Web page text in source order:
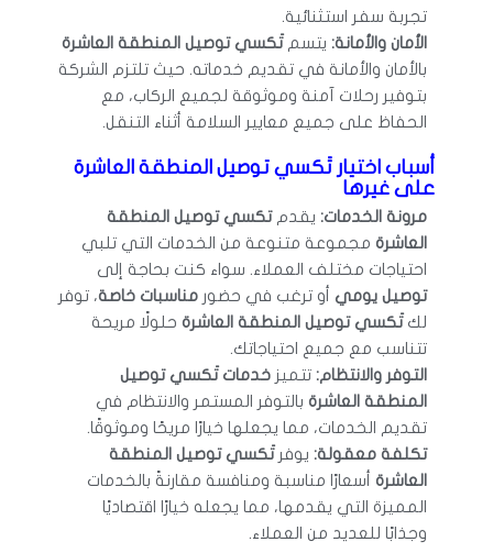
تجربة سفر استثنائية.
الأمان والأمانة: يتسمتَكسي توصيل المنطقة العاشرة
بالأمان والأمانة في تقديم خدماته. حيث تلتزم الشركة
بتوفير رحلات آمنة وموثوقة لجميع الركاب، مع
الحفاظ على جميع معايير السلامة أثناء التنقل.
أسباب اختيار تَكسي توصيل المنطقة العاشرة
على غيرها
مرونة الخدمات: يقدمتكسي توصيل المنطقة
العاشرةمجموعة متنوعة من الخدمات التي تلبي
احتياجات مختلف العملاء. سواء كنت بحاجة إلى
توصيل يومي أو ترغب في حضور مناسبات خاصة، توفر
لكتَكسي توصيل المنطقة العاشرةحلولًا مريحة
تتناسب مع جميع احتياجاتك.
التوفر والانتظام: تتميز خدمات تَكسي توصيل
المنطقة العاشرةبالتوفر المستمر والانتظام في
تقديم الخدمات، مما يجعلها خيارًا مريحًا وموثوقًا.
تكلفة معقولة: يوفرتَكسي توصيل المنطقة
العاشرةأسعارًا مناسبة ومنافسة مقارنةً بالخدمات
المميزة التي يقدمها، مما يجعله خيارًا اقتصاديًا
وجذابًا للعديد من العملاء.